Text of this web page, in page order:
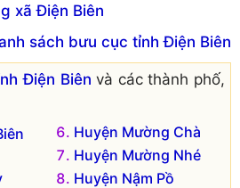
xã Điện Biên
sách bưu cục tỉnh Điện Biên
Điện Biên và các thành phố,
Huyện Mường Chà
Huyện Mường Nhé
Huyện Nậm Pồ